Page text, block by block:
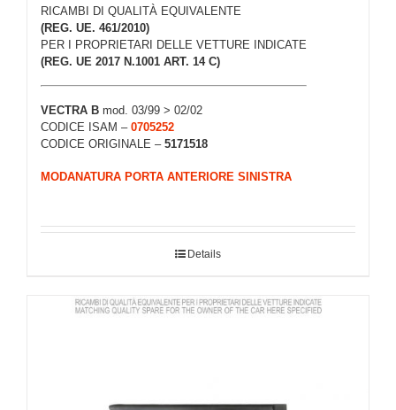
RICAMBI DI QUALITÀ EQUIVALENTE
(REG. UE. 461/2010)
PER I PROPRIETARI DELLE VETTURE INDICATE
(REG. UE 2017 N.1001 ART. 14 C)
VECTRA B mod. 03/99 > 02/02
CODICE ISAM – 0705252
CODICE ORIGINALE – 5171518
MODANATURA PORTA ANTERIORE SINISTRA
Details